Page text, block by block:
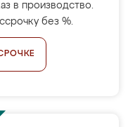
в производство.
без %.